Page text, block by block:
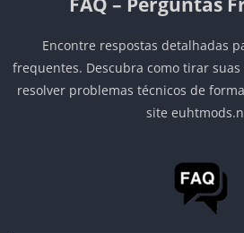
Encontre respostas detalhadas
frequentes. Descubra como tirar
resolver problemas técnicos de
site